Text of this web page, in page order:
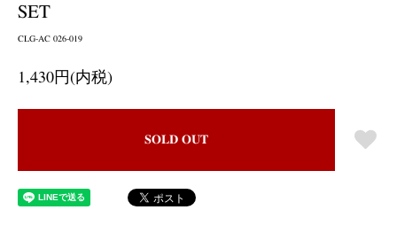
SET
CLG-AC 026-019
1,430円(内税)
SOLD OUT